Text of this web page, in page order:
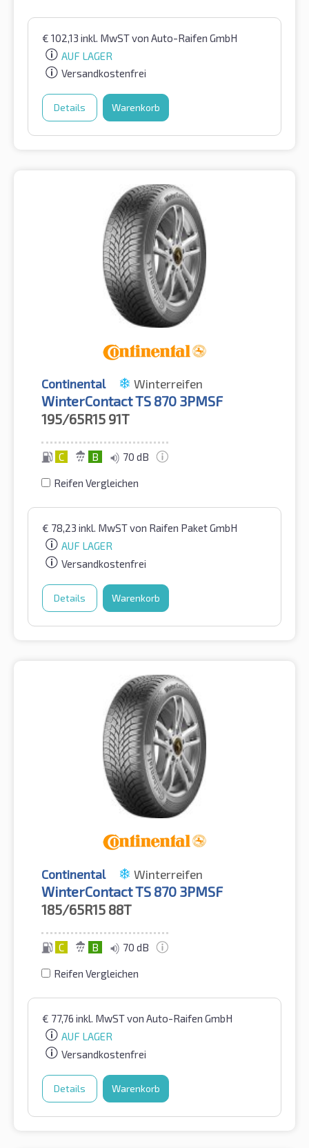
€ 102,13 inkl. MwSTvon Auto-Raifen GmbH
AUF LAGER
Versandkostenfrei
Details Warenkorb
Continental Winterreifen
WinterContact TS 870 3PMSF
195/65R15 91T
C B 70 dB
Reifen Vergleichen
€ 78,23 inkl. MwSTvon Raifen Paket GmbH
AUF LAGER
Versandkostenfrei
Details Warenkorb
Continental Winterreifen
WinterContact TS 870 3PMSF
185/65R15 88T
C B 70 dB
Reifen Vergleichen
€ 77,76 inkl. MwSTvon Auto-Raifen GmbH
AUF LAGER
Versandkostenfrei
Details Warenkorb